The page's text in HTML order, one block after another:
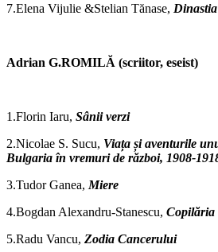
7.Elena Vijulie &Stelian Tănase, Dinastia
Adrian G.ROMILĂ (scriitor, eseist)
1.Florin Iaru, Sânii verzi
2.Nicolae S. Sucu, Viața și aventurile
Bulgaria în vremuri de război, 1908-
3.Tudor Ganea, Miere
4.Bogdan Alexandru-Stanescu, Copilăria
5.Radu Vancu, Zodia Cancerului